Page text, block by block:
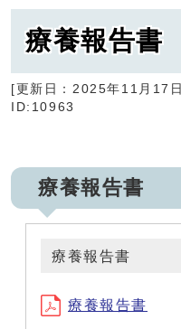
療養報告書
[更新日： 2025年11月17日
ID:10963
療養報告書
療養報告書
療養報告書